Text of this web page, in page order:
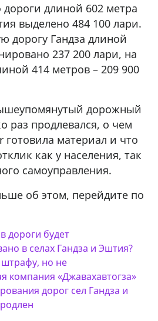
дороги длиной 602 метра
выделено 484 100 лари.
дорогу Гандза длиной
237 200 лари, на
414 метров – 209 900
дорожный
раз продлевался, о чем
готовила материал и что
как у населения, так
самоуправления.
об этом, перейдите по
дороги будет
в селах Гандза и Эштия?
но не
компания «Джавахавтогза»
дорог сел Гандза и